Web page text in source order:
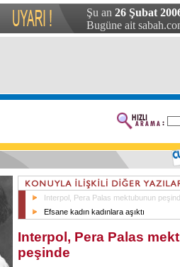
Şu an 26 Şubat
Bugüne ait
Interpol, Pera Palas mektubunun
Efsane kadın kadınlara aşıktı
Interpol, Pera Palas
peşinde